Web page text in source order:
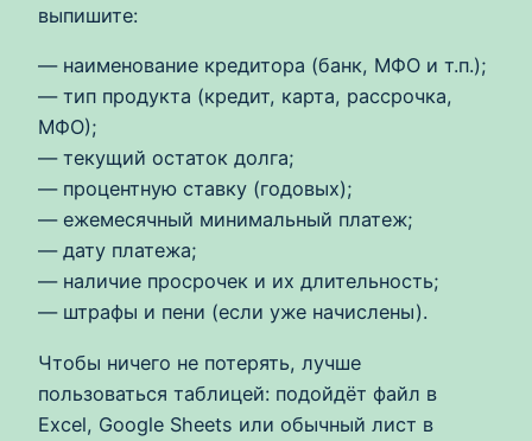
выпишите:
— наименование кредитора (банк, МФО и т.п.);
— тип продукта (кредит, карта, рассрочка,
МФО);
— текущий остаток долга;
— процентную ставку (годовых);
— ежемесячный минимальный платеж;
— дату платежа;
— наличие просрочек и их длительность;
— штрафы и пени (если уже начислены).
Чтобы ничего не потерять, лучше
пользоваться таблицей: подойдёт файл в
Excel, Google Sheets или обычный лист в